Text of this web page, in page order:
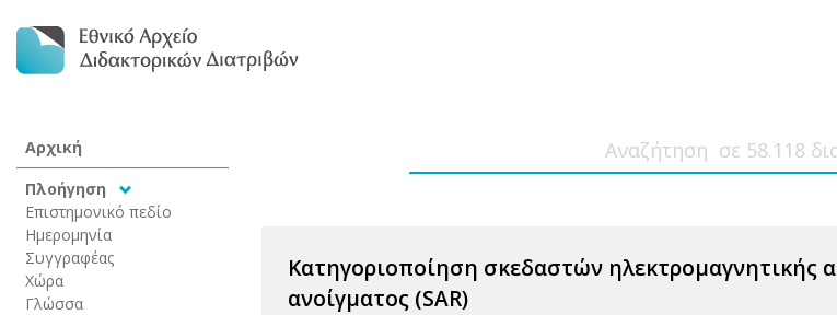
Αρχική
Πλοήγηση
Επιστημονικό πεδίο
Ημερομηνία
Συγγραφέας
Χώρα
Γλώσσα
Κατηγοριοποίηση σκεδαστών ηλεκτρομαγνητικής
ανοίγματος (SAR)